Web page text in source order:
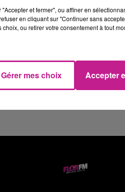
est à définir selon vos
et larigueursont nécessaires pour
de 3 années sur un poste
de vous insérer durablement
et fermer", ou affiner en
en cliquant sur "Continuer sans
ou retirer votre consentement à tout
Gérer mes choix Accepter